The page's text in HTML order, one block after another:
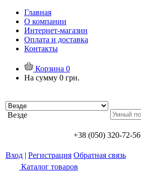
Главная
О компании
Интернет-магазин
Оплата и доставка
Контакты
Корзина 0
На сумму 0 грн.
Везде
+38 (050) 320-72-56
Вход | Регистрация Обратная связь
Каталог товаров